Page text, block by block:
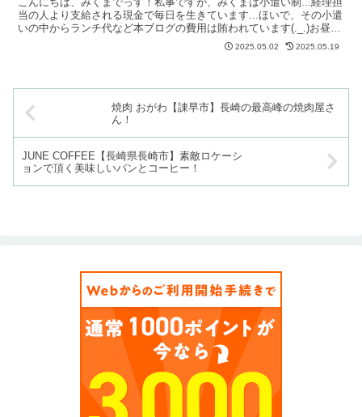
当の人より支給される現金で毎日を生きています...ほいで、その小遣
いの中からランチ代など本ブログの費用は賄われています(._.)お昼時
間帯にお食事をすると経理担当の人の分も出... 2025.05.02 2025.05.19
焼肉 おがわ【諌早市】長崎の最高峰の焼肉屋さ
ん！
JUNE COFFEE【長崎県長崎市】素敵ロケーシ
ョンで頂く美味しいパンとコーヒー！